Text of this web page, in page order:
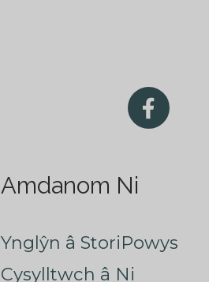
Amdanom Ni
Ynglŷn â StoriPowys
Cysylltwch â Ni